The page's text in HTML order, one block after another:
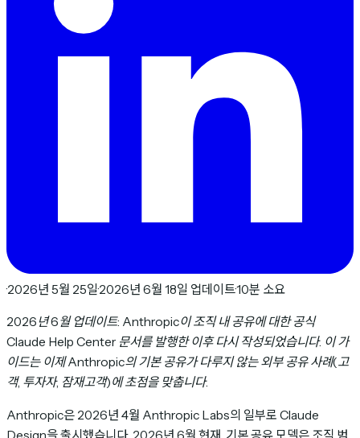
·2026년 5월 25일·2026년 6월 18일 업데이트·10분 소요
2026년 6월 업데이트: Anthropic이 조직 내 공유에 대한 공식
Claude Help Center 문서를 발행한 이후 다시 작성되었습니다. 이 가
이드는 이제 Anthropic의 기본 공유가 다루지 않는 외부 공유 사례(고
객, 투자자, 잠재고객)에 초점을 맞춥니다.
Anthropic은 2026년 4월 Anthropic Labs의 일부로 Claude
Design을 출시했습니다. 2026년 6월 현재, 기본 공유 모델은 조직 범